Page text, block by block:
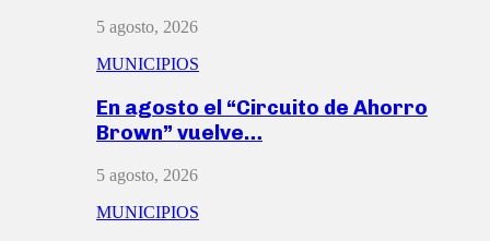
5 agosto, 2026
MUNICIPIOS
En agosto el “Circuito de Ahorro
Brown” vuelve…
5 agosto, 2026
MUNICIPIOS